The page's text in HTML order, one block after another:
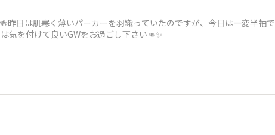
日は肌寒く薄いパーカーを羽織っていたのですが、今日は一変半袖で
気を付けて良いGWをお過ごし下さい👊✨